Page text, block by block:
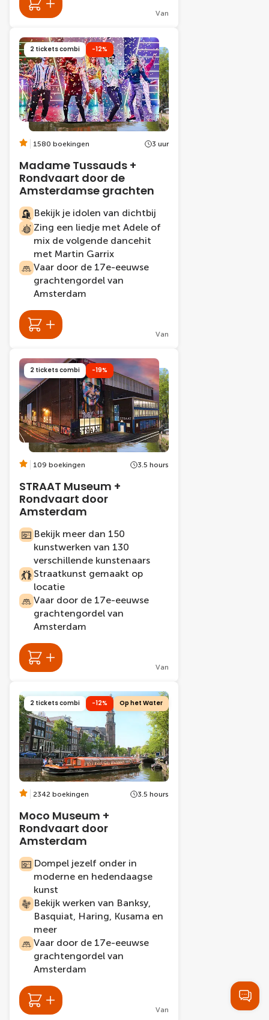
Van
2 tickets combi -12%
1580 boekingen 3 uur
Madame Tussauds +
Rondvaart door de
Amsterdamse grachten
Bekijk je idolen van dichtbij
Zing een liedje met Adele of
mix de volgende dancehit
met Martin Garrix
Vaar door de 17e-eeuwse
grachtengordel van
Amsterdam
Van
2 tickets combi -19%
109 boekingen 3.5 hours
STRAAT Museum +
Rondvaart door
Amsterdam
Bekijk meer dan 150
kunstwerken van 130
verschillende kunstenaars
Straatkunst gemaakt op
locatie
Vaar door de 17e-eeuwse
grachtengordel van
Amsterdam
Van
2 tickets combi -12% Op het Water
2342 boekingen 3.5 hours
Moco Museum +
Rondvaart door
Amsterdam
Dompel jezelf onder in
moderne en hedendaagse
kunst
Bekijk werken van Banksy,
Basquiat, Haring, Kusama en
meer
Vaar door de 17e-eeuwse
grachtengordel van
Amsterdam
Van